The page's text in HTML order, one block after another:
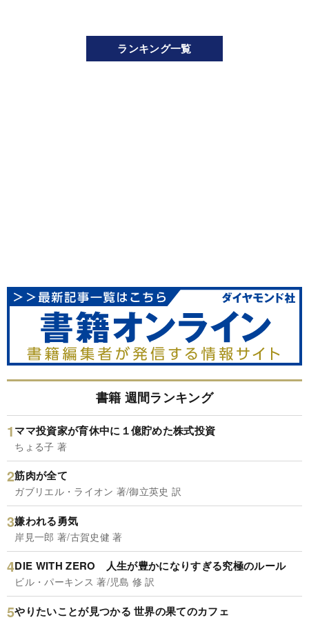
ランキング一覧
書籍 週間ランキング
ママ投資家が育休中に１億貯めた株式投資
ちょる子 著
筋肉が全て
ガブリエル・ライオン 著/御立英史 訳
嫌われる勇気
岸見一郎 著/古賀史健 著
DIE WITH ZERO 人生が豊かになりすぎる究極のルール
ビル・パーキンス 著/児島 修 訳
やりたいことが見つかる 世界の果てのカフェ